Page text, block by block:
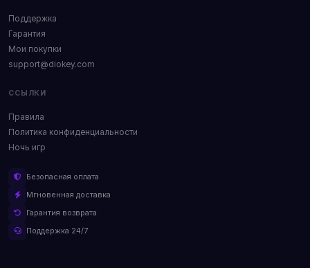
Поддержка
Гарантия
Мои покупки
support@diokey.com
ССЫЛКИ
Правила
Политика конфиденциальности
Ночь игр
Безопасная оплата
Мгновенная доставка
Гарантия возврата
Поддержка 24/7